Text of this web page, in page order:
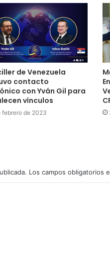
de Venezuela
contacto
con Yván Gil para
vínculos
febrero de 2023
Los campos obligatorios